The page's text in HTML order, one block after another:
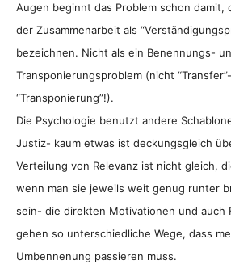
Augen beginnt das Problem schon damit,
der Zusammenarbeit als
bezeichnen. Nicht als ein Benennungs-
Transponierungsproblem (nicht
“Transponierung”!).
Die Psychologie benutzt andere
Justiz- kaum etwas ist deckungsgleich
Verteilung von Relevanz ist nicht gleich,
wenn man sie jeweils weit genug runter
sein- die direkten Motivationen und auch
gehen so unterschiedliche Wege, dass
Umbennenung passieren muss.